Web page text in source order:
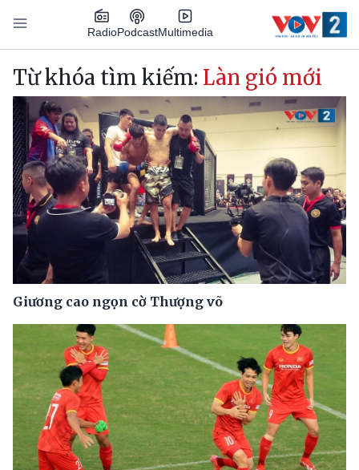
Nhảy đến nội dung
RadioPodcastMultimedia
Main navigation
Từ khóa tìm kiếm: Làn gió mới
Giương cao ngọn cờ Thượng võ